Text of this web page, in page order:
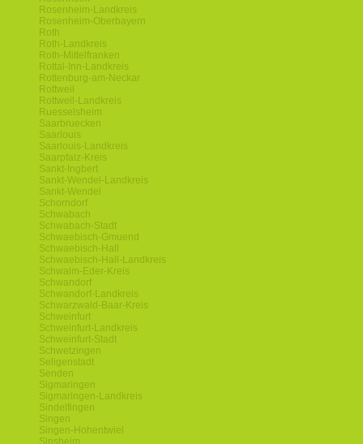
Rosenheim-Landkreis
Rosenheim-Oberbayern
Roth
Roth-Landkreis
Roth-Mittelfranken
Rottal-Inn-Landkreis
Rottenburg-am-Neckar
Rottweil
Rottweil-Landkreis
Ruesselsheim
Saarbruecken
Saarlouis
Saarlouis-Landkreis
Saarpfalz-Kreis
Sankt-Ingbert
Sankt-Wendel-Landkreis
Sankt-Wendel
Schorndorf
Schwabach
Schwabach-Stadt
Schwaebisch-Gmuend
Schwaebisch-Hall
Schwaebisch-Hall-Landkreis
Schwalm-Eder-Kreis
Schwandorf
Schwandorf-Landkreis
Schwarzwald-Baar-Kreis
Schweinfurt
Schweinfurt-Landkreis
Schweinfurt-Stadt
Schwetzingen
Seligenstadt
Senden
Sigmaringen
Sigmaringen-Landkreis
Sindelfingen
Singen
Singen-Hohentwiel
Sinsheim